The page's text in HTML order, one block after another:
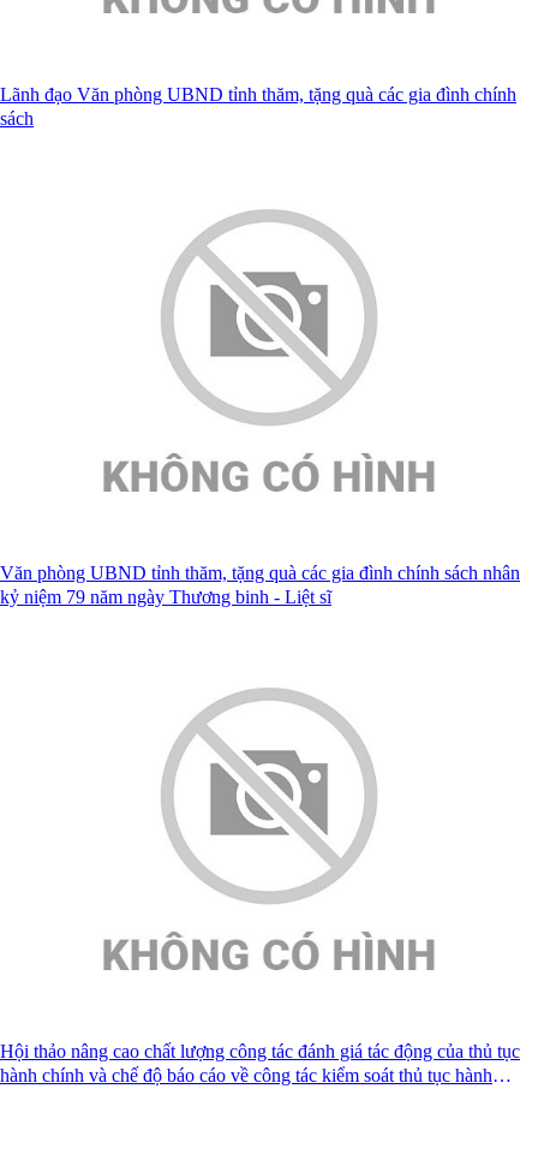
Lãnh đạo Văn phòng UBND tỉnh thăm, tặng quà các gia đình chính
sách
Văn phòng UBND tỉnh thăm, tặng quà các gia đình chính sách nhân
kỷ niệm 79 năm ngày Thương binh - Liệt sĩ
Hội thảo nâng cao chất lượng công tác đánh giá tác động của thủ tục
hành chính và chế độ báo cáo về công tác kiểm soát thủ tục hành